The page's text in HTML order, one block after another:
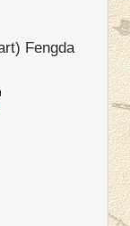
Fengda